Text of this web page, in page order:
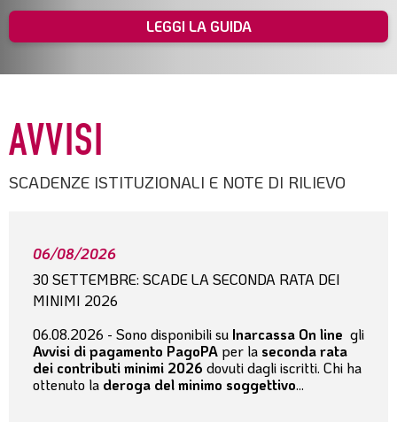
LEGGI LA GUIDA
AVVISI
SCADENZE ISTITUZIONALI E NOTE DI RILIEVO
06/08/2026
30 SETTEMBRE: SCADE LA SECONDA RATA DEI
MINIMI 2026
06.08.2026 - Sono disponibili su Inarcassa On line gli
Avvisi di pagamento PagoPAper la seconda rata
dei contributi minimi 2026 dovuti dagli iscritti. Chi ha
ottenuto la deroga del minimo soggettivo...